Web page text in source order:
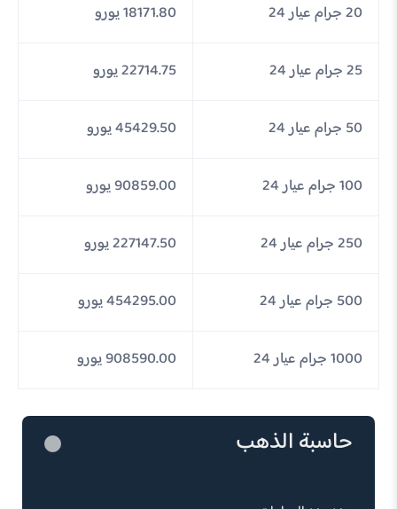
20 جرام عيار 24 18171.80 يورو
25 جرام عيار 24 22714.75 يورو
50 جرام عيار 24 45429.50 يورو
100 جرام عيار 24 90859.00 يورو
250 جرام عيار 24 227147.50 يورو
500 جرام عيار 24 454295.00 يورو
1000 جرام عيار 24 908590.00 يورو
حاسبة الذهب